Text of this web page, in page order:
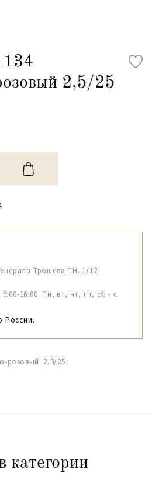
134
2,5/25
Трошева Г.Н. 1/12
16:00. Пн, вт, чт, пт, сб - с
России.
розовый 2,5/25
категории